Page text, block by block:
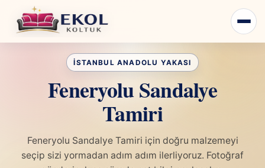
Feneryolu Sandalye
Tamiri
Feneryolu Sandalye Tamiri için doğru malzemeyi
seçip sizi yormadan adım adım ilerliyoruz. Fotoğraf